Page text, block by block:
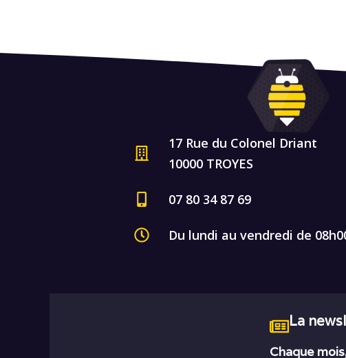
17 Rue du Colonel Driant
10000 TROYES
07 80 34 87 69
Du lundi au vendredi de
La
Chaque